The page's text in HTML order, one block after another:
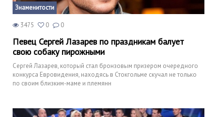
Знаменитости
3475 0 0
Певец Сергей Лазарев по праздникам балует
свою собаку пирожными
Сергей Лазарев, который стал бронзовым призером очередного
конкурса Евровидения, находясь в Стокгольме скучал не только
по своим близким-маме и племянн